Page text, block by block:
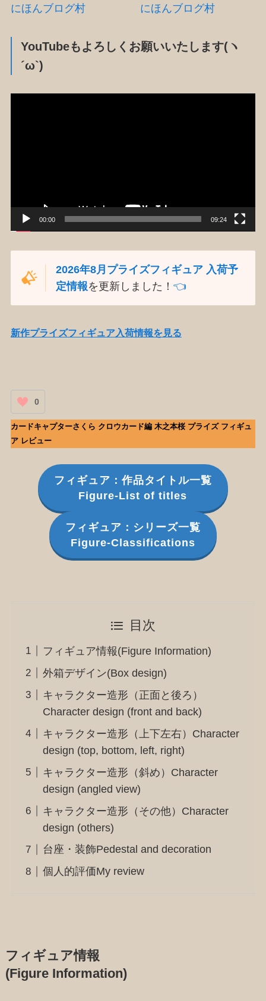
にほんブログ村 にほんブログ村
YouTubeもよろしくお願いいたします(ヽ
´ω`)
00:00 09:24
2026年8月プライズフィギュア 入荷予
定情報を更新しました！👈️
新作プライズフィギュア入荷情報を見る
0
カードキャプターさくら クロウカード編 木之本桜 プライズ フィギュ
ア レビュー
フィギュア：作品タイトル一覧
Figure-List of titles
フィギュア：シリーズ一覧
Figure-Classifications
目次
フィギュア情報(Figure Information)
外箱デザイン(Box design)
キャラクター造形（正面と後ろ）
Character design (front and back)
キャラクター造形（上下左右）Character
design (top, bottom, left, right)
キャラクター造形（斜め）Character
design (angled view)
キャラクター造形（その他）Character
design (others)
台座・装飾Pedestal and decoration
個人的評価My review
フィギュア情報
(Figure Information)